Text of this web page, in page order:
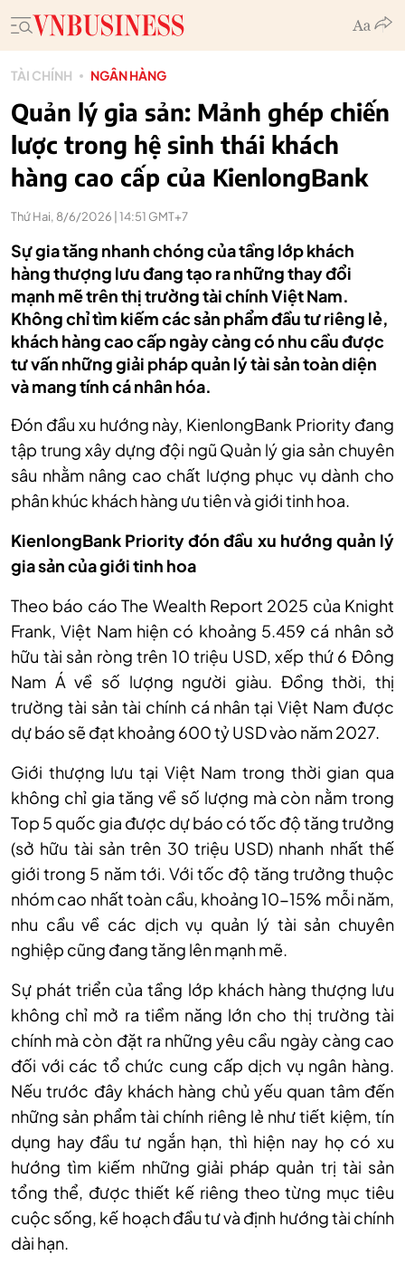
TÀI CHÍNH NGÂN HÀNG
Quản lý gia sản: Mảnh ghép chiến
lược trong hệ sinh thái khách
hàng cao cấp của KienlongBank
Thứ Hai, 8/6/2026 | 14:51 GMT+7
Sự gia tăng nhanh chóng của tầng lớp khách
hàng thượng lưu đang tạo ra những thay đổi
mạnh mẽ trên thị trường tài chính Việt Nam.
Không chỉ tìm kiếm các sản phẩm đầu tư riêng lẻ,
khách hàng cao cấp ngày càng có nhu cầu được
tư vấn những giải pháp quản lý tài sản toàn diện
và mang tính cá nhân hóa.
Đón đầu xu hướng này, KienlongBank Priority đang
tập trung xây dựng đội ngũ Quản lý gia sản chuyên
sâu nhằm nâng cao chất lượng phục vụ dành cho
phân khúc khách hàng ưu tiên và giới tinh hoa.
KienlongBank Priority đón đầu xu hướng quản lý
gia sản của giới tinh hoa
Theo báo cáo The Wealth Report 2025 của Knight
Frank, Việt Nam hiện có khoảng 5.459 cá nhân sở
hữu tài sản ròng trên 10 triệu USD, xếp thứ 6 Đông
Nam Á về số lượng người giàu. Đồng thời, thị
trường tài sản tài chính cá nhân tại Việt Nam được
dự báo sẽ đạt khoảng 600 tỷ USD vào năm 2027.
Giới thượng lưu tại Việt Nam trong thời gian qua
không chỉ gia tăng về số lượng mà còn nằm trong
Top 5 quốc gia được dự báo có tốc độ tăng trưởng
(sở hữu tài sản trên 30 triệu USD) nhanh nhất thế
giới trong 5 năm tới. Với tốc độ tăng trưởng thuộc
nhóm cao nhất toàn cầu, khoảng 10-15% mỗi năm,
nhu cầu về các dịch vụ quản lý tài sản chuyên
nghiệp cũng đang tăng lên mạnh mẽ.
Sự phát triển của tầng lớp khách hàng thượng lưu
không chỉ mở ra tiềm năng lớn cho thị trường tài
chính mà còn đặt ra những yêu cầu ngày càng cao
đối với các tổ chức cung cấp dịch vụ ngân hàng.
Nếu trước đây khách hàng chủ yếu quan tâm đến
những sản phẩm tài chính riêng lẻ như tiết kiệm, tín
dụng hay đầu tư ngắn hạn, thì hiện nay họ có xu
hướng tìm kiếm những giải pháp quản trị tài sản
tổng thể, được thiết kế riêng theo từng mục tiêu
cuộc sống, kế hoạch đầu tư và định hướng tài chính
dài hạn.